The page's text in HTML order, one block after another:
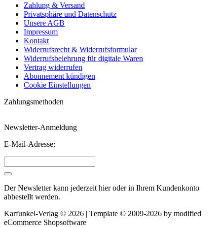
Zahlung & Versand
Privatsphäre und Datenschutz
Unsere AGB
Impressum
Kontakt
Widerrufsrecht & Widerrufsformular
Widerrufsbelehrung für digitale Waren
Vertrag widerrufen
Abonnement kündigen
Cookie Einstellungen
Zahlungsmethoden
Newsletter-Anmeldung
E-Mail-Adresse:
Der Newsletter kann jederzeit hier oder in Ihrem Kundenkonto
abbestellt werden.
Karfunkel-Verlag © 2026 | Template © 2009-2026 by modified
eCommerce Shopsoftware